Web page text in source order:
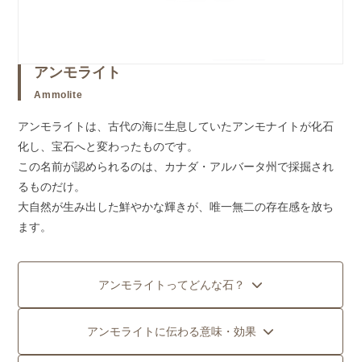
アンモライト
Ammolite
アンモライトは、古代の海に生息していたアンモナイトが化石
化し、宝石へと変わったものです。
この名前が認められるのは、カナダ・アルバータ州で採掘され
るものだけ。
大自然が生み出した鮮やかな輝きが、唯一無二の存在感を放ち
ます。
アンモライトってどんな石？
アンモライトに伝わる意味・効果